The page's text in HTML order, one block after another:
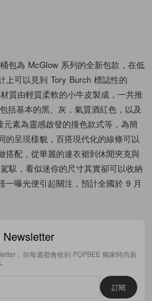
包為 McGlow 系列的全新包款，在低
上可以見到 Tory Burch 標誌性的
質由輕質柔軟的小牛皮製成，一共推
括基本的黑、灰，氣質酒紅色，以及
素為靈感啟發的撞色款式等，為簡
的呈現樣貌，百搭現代化的線條可以
搭配，從華麗的連衣裙到休閒夾克與
馭，看似迷你的尺寸其實卻可以收納
一曝光便引起關注，預計全國於 9 月
，你每週都會收到 POPBEE 獨家時尚新
訂閱